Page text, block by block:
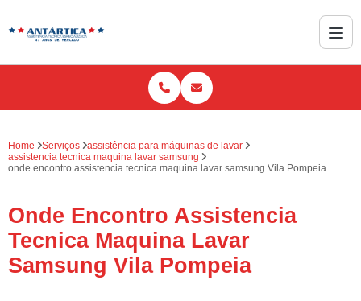
Home Serviços
assistência para máquinas de lavar
assistencia tecnica maquina lavar samsung
onde encontro assistencia tecnica maquina lavar samsung Vila Pompeia
Onde Encontro Assistencia
Tecnica Maquina Lavar
Samsung Vila Pompeia